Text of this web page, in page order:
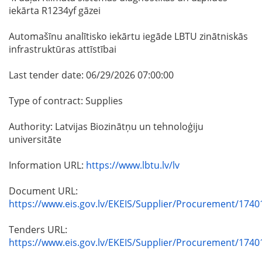
iekārta R1234yf gāzei
Automašīnu analītisko iekārtu iegāde LBTU zinātniskās
infrastruktūras attīstībai
Last tender date: 06/29/2026 07:00:00
Type of contract: Supplies
Authority: Latvijas Biozinātņu un tehnoloģiju
universitāte
Information URL: https://www.lbtu.lv/lv
Document URL:
https://www.eis.gov.lv/EKEIS/Supplier/Procurement/
Tenders URL:
https://www.eis.gov.lv/EKEIS/Supplier/Procurement/